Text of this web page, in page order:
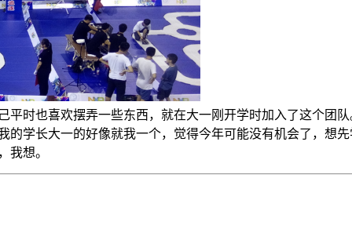
时也喜欢摆弄一些东西，就在大一刚开学时加入了这个团
的学长 大 的 好 像 就 我
大 一的好像就我 一
个
，觉得今年可能没有机会了，想
我想。